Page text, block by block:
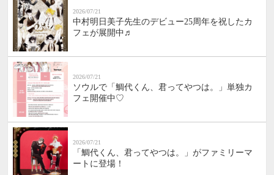
2026/07/21
中村明日美子先生のデビュー25周年を祝したカ
フェが展開中♬
2026/07/21
ソウルで「鯛代くん、君ってやつは。」単独カ
フェ開催中♡
2026/07/21
「鯛代くん、君ってやつは。」がファミリーマ
ートに登場！